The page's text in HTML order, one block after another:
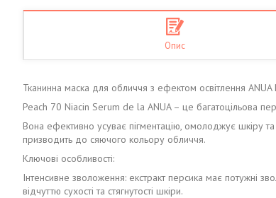
Опис
Тканинна маска для обличчя з ефектом освітлення
Peach 70 Niacin Serum de la ANUA – це багатоцільова
Вона ефективно усуває пігментацію, омолоджує шкіру
призводить до сяючого кольору обличчя.
Ключові особливості:
Інтенсивне зволоження: екстракт персика має потужні
відчуттю сухості та стягнутості шкіри.